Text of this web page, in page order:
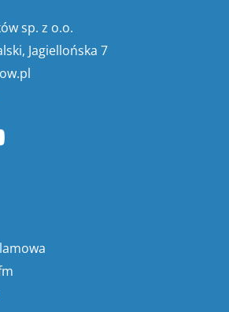
sp. z o.o.
Jagiellońska 7